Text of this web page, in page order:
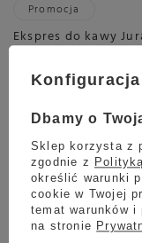
Promocja
Ekspres do kawy
Konfiguracja
Dbamy o
Sklep korzysta z
zgodnie z
określić warunki
cookie w Twojej
temat warunków
na stronie